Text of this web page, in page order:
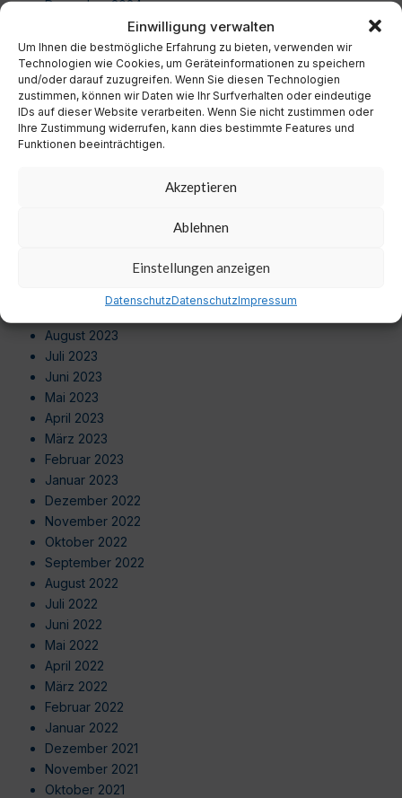
Einwilligung verwalten
Um Ihnen die bestmögliche Erfahrung zu bieten, verwenden wir
Technologien wie Cookies, um Geräteinformationen zu speichern
und/oder darauf zuzugreifen. Wenn Sie diesen Technologien
zustimmen, können wir Daten wie Ihr Surfverhalten oder eindeutige
IDs auf dieser Website verarbeiten. Wenn Sie nicht zustimmen oder
Ihre Zustimmung widerrufen, kann dies bestimmte Features und
Funktionen beeinträchtigen.
Akzeptieren
Ablehnen
Einstellungen anzeigen
DatenschutzDatenschutzImpressum
Dezember 2024
November 2024
Oktober 2024
September 2024
August 2024
Juli 2024
Juni 2024
Mai 2024
November 2023
Oktober 2023
August 2023
Juli 2023
Juni 2023
Mai 2023
April 2023
März 2023
Februar 2023
Januar 2023
Dezember 2022
November 2022
Oktober 2022
September 2022
August 2022
Juli 2022
Juni 2022
Mai 2022
April 2022
März 2022
Februar 2022
Januar 2022
Dezember 2021
November 2021
Oktober 2021